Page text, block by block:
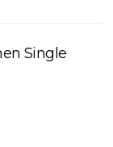
Single